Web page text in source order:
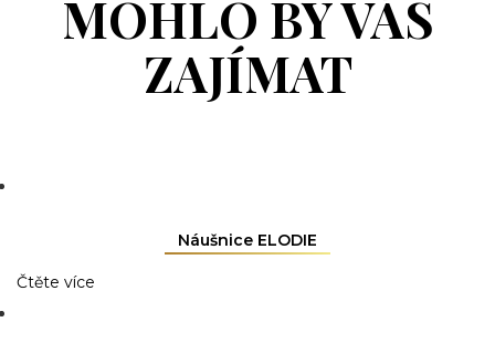
MOHLO BY VÁS
ZAJÍMAT
Náušnice ELODIE
Čtěte více